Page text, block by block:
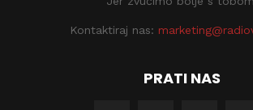
Kontaktiraj nas:
PRATI NAS